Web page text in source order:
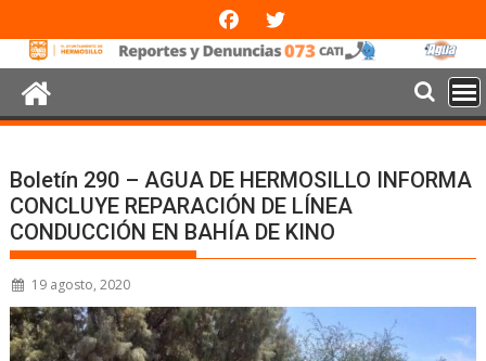
Boletín 290 – AGUA DE HERMOSILLO INFORMA
CONCLUYE REPARACIÓN DE LÍNEA
CONDUCCIÓN EN BAHÍA DE KINO
19 agosto, 2020